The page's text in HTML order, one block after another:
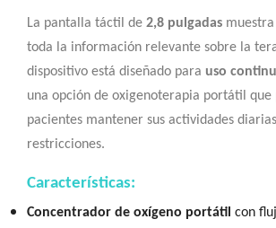
La pantalla táctil de 2,8 pulgadas
toda la información relevante sobre la
dispositivo está diseñado para uso
una opción de oxigenoterapia portátil
pacientes mantener sus actividades
restricciones.
Características:
Concentrador de oxígeno portátil con